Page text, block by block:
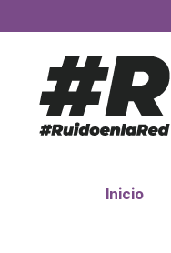
Inicio